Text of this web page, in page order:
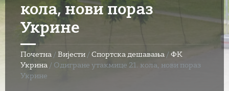
кола, нови пораз
Укрине
Почетна / Вијести / Спортска дешавања / ФК
Укрина / Одигране утакмице 21. кола, нови пораз
Укрине